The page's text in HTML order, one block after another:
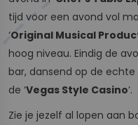
tijd voor een avond vol
‘Original Musical
hoog niveau. Eindig de
bar, dansend op de echte
de ‘Vegas Style Casino’.
Zie je jezelf al lopen aan